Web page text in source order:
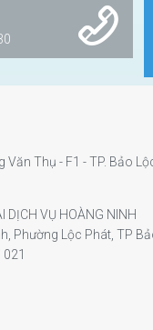
Thụ - F1 - TP. Bảo
DỊCH VỤ HOÀNG NINH
Phường Lộc Phát, TP